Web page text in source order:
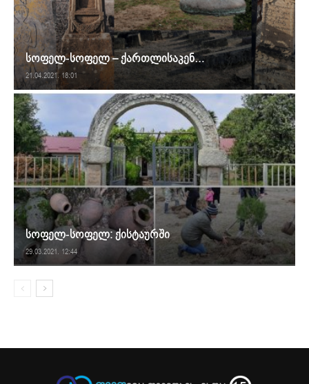
სოფელ-სოფელ – ქართლისაკენ…
21.04.2021. 18:01
სოფელ-სოფელ: ქისტაურში
29.03.2021. 12:44